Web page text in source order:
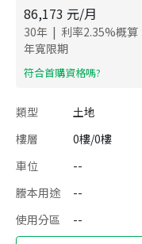
86,173 元/月
30年 | 利率2.35%概算
年寬限期
​符合首購資格嗎?
類型 土地
樓層
0樓/0樓
車位
--
謄本用途
--
使用分區
--